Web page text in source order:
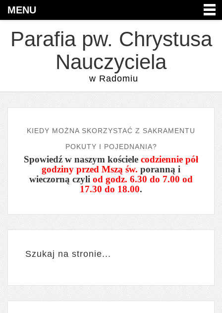
MENU
Parafia pw. Chrystusa
Nauczyciela
w Radomiu
KIEDY MOŻNA SKORZYSTAĆ Z SAKRAMENTU
POKUTY I POJEDNANIA?
Spowiedź w naszym kościele codziennie pół
godziny przed Mszą św. poranną i
wieczorną czyli od godz. 6.30 do 7.00 od
17.30 do 18.00.
Szukaj na stronie...